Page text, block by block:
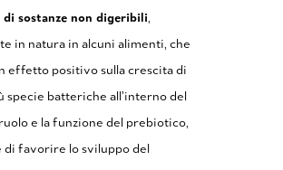
sostanze non digeribili,
in natura in alcuni alimenti, che
effetto positivo sulla crescita di
specie batteriche all’interno del
e la funzione del prebiotico,
di favorire lo sviluppo del